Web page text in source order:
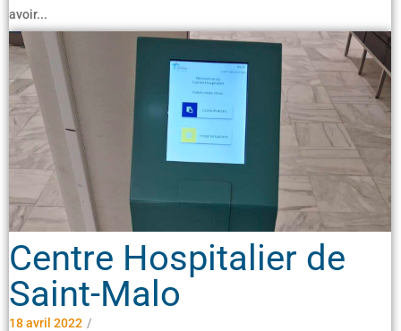
avoir...
Read More
Centre Hospitalier de
Saint-Malo
18 avril 2022 /